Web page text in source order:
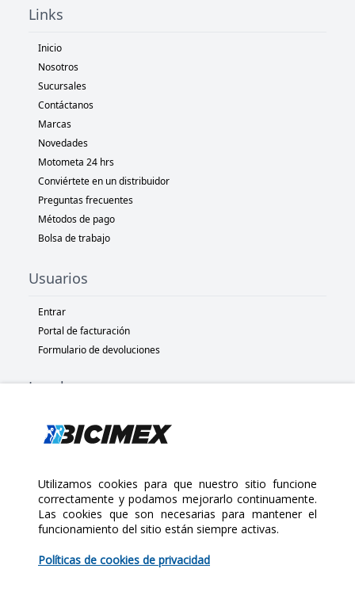
$15.00
Links
Inicio
Nosotros
Sucursales
Contáctanos
Marcas
Novedades
Motometa 24 hrs
Conviértete en un distribuidor
Preguntas frecuentes
Métodos de pago
Bolsa de trabajo
Usuarios
Entrar
Portal de facturación
Formulario de devoluciones
Legal
Políticas de privacidad
Políticas de devolución
Copyright 2025 Bicimex®. All rights reserved. Today is Viernes,
Agosto 7, 2026
Utilizamos cookies para que nuestro sitio funcione
correctamente y podamos mejorarlo continuamente.
Las cookies que son necesarias para mantener el
funcionamiento del sitio están siempre activas.
Políticas de cookies de privacidad